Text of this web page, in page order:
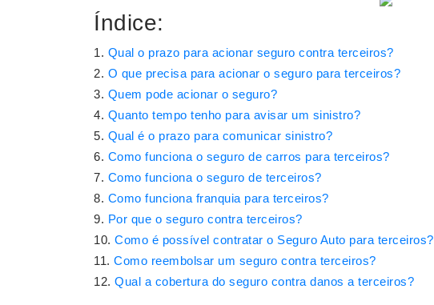
Índice:
Qual o prazo para acionar seguro contra terceiros?
O que precisa para acionar o seguro para terceiros?
Quem pode acionar o seguro?
Quanto tempo tenho para avisar um sinistro?
Qual é o prazo para comunicar sinistro?
Como funciona o seguro de carros para terceiros?
Como funciona o seguro de terceiros?
Como funciona franquia para terceiros?
Por que o seguro contra terceiros?
Como é possível contratar o Seguro Auto para terceiros?
Como reembolsar um seguro contra terceiros?
Qual a cobertura do seguro contra danos a terceiros?